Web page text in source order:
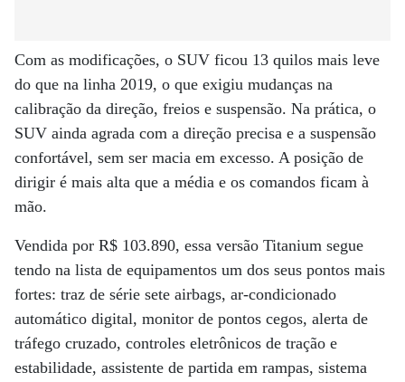
Com as modificações, o SUV ficou 13 quilos mais leve
do que na linha 2019, o que exigiu mudanças na
calibração da direção, freios e suspensão. Na prática, o
SUV ainda agrada com a direção precisa e a suspensão
confortável, sem ser macia em excesso. A posição de
dirigir é mais alta que a média e os comandos ficam à
mão.
Vendida por R$ 103.890, essa versão Titanium segue
tendo na lista de equipamentos um dos seus pontos mais
fortes: traz de série sete airbags, ar-condicionado
automático digital, monitor de pontos cegos, alerta de
tráfego cruzado, controles eletrônicos de tração e
estabilidade, assistente de partida em rampas, sistema